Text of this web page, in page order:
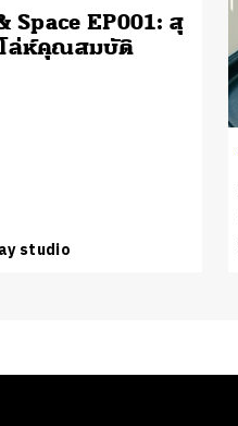
Space EP001: สุ
ล่ห์คุณสมบัติ
studio